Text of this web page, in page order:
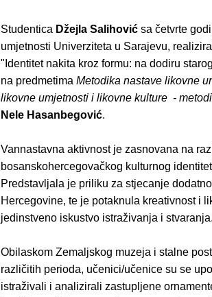
Studentica Džejla Salihović sa četvrte
umjetnosti Univerziteta u Sarajevu,
"Identitet nakita kroz formu: na dodiru
na predmetima Metodika nastave likovne
likovne umjetnosti i likovne kulture -
Nele Hasanbegović.
Vannastavna aktivnost je zasnovana na
bosanskohercegovačkog kulturnog
Predstavljala je priliku za stjecanje
Hercegovine, te je potaknula kreativnost i
jedinstveno iskustvo istraživanja i stvaranja.
Obilaskom Zemaljskog muzeja i stalne
različitih perioda, učenici/učenice su se
istraživali i analizirali zastupljene